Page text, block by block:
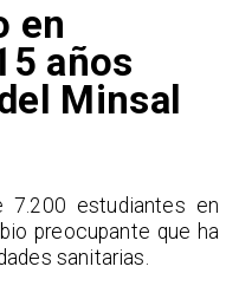
en
años
Minsal
7.200 estudiantes en
preocupante que ha
sanitarias.